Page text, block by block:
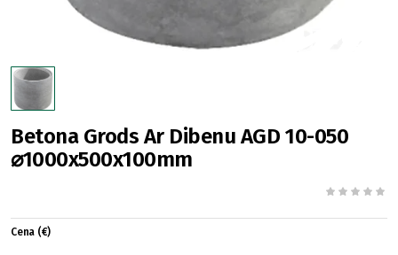
Betona Grods Ar Dibenu AGD 10-050
⌀1000x500x100mm
Cena (€)